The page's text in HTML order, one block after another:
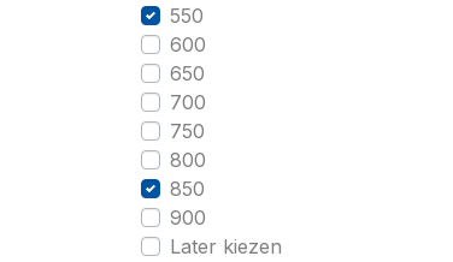
550
600
650
700
750
800
850
900
Later kiezen